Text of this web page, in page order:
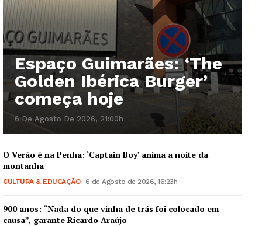
Espaço Guimarães: ‘The
Golden Ibérica Burger’
começa hoje
6 De Agosto De 2026, 21:00h
O Verão é na Penha: ‘Captain Boy’ anima a noite da
montanha
CULTURA & EDUCAÇÃO 6 de Agosto de 2026, 16:23h
900 anos: “Nada do que vinha de trás foi colocado em
causa”, garante Ricardo Araújo